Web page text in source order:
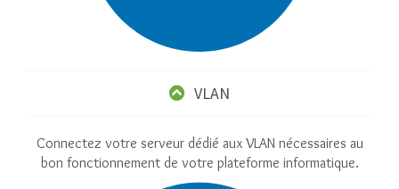
VLAN
Connectez votre serveur dédié aux VLAN nécessaires au
bon fonctionnement de votre plateforme informatique.